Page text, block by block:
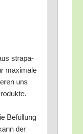
stra­pa­
maxi­ma­le
uns
Befül­lung
der